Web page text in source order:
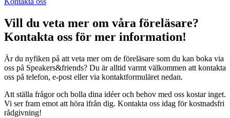
Vill du veta mer om våra föreläsare?
Kontakta oss för mer information!
Är du nyfiken på att veta mer om de föreläsare som du kan boka via
oss på Speakers&friends? Du är alltid varmt välkommen att kontakta
oss på telefon, e-post eller via kontaktformuläret nedan.
Att ställa frågor och bolla dina idéer och behov med oss kostar inget.
Vi ser fram emot att höra ifrån dig. Kontakta oss idag för kostnadsfri
rådgivning!